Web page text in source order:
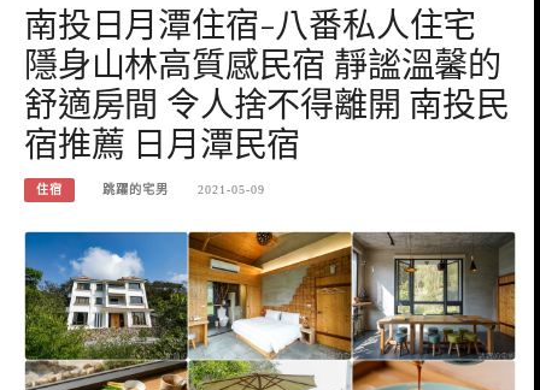
南投日月潭住宿-八番私人住宅
隱身山林高質感民宿 靜謐溫馨的
舒適房間 令人捨不得離開 南投民
宿推薦 日月潭民宿
住宿 跳躍的宅男 2021-05-09